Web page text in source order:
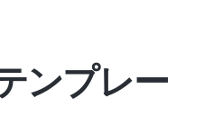
ンプレー